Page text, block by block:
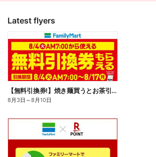
Latest flyers
【無料引換券!】焼き麺買うとお茶引換券貰える!
8月3日 ～8月10日